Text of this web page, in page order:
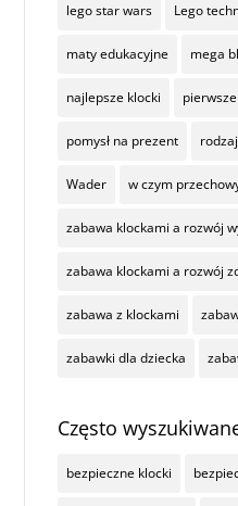
lego star wars Lego
maty edukacyjne mega
najlepsze klocki
pomysł na prezent
Wader w czym
zabawa klockami a rozwój
zabawa klockami a rozwój
zabawa z klockami
zabawki dla dziecka
Często
bezpieczne klocki